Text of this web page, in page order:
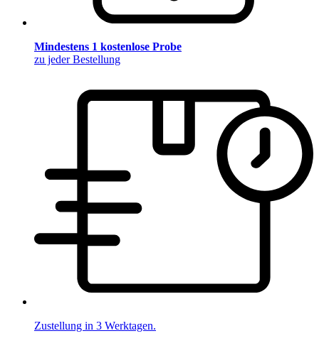
Mindestens 1 kostenlose Probe
zu jeder Bestellung
Zustellung in 3 Werktagen.